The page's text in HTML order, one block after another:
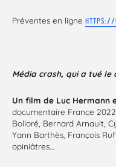
Préventes en ligne HTTPS://
Média crash, qui a tué le
Un film de Luc Hermann
documentaire France
Bolloré, Bernard Arnault,
Yann Barthès, François
opiniâtres…